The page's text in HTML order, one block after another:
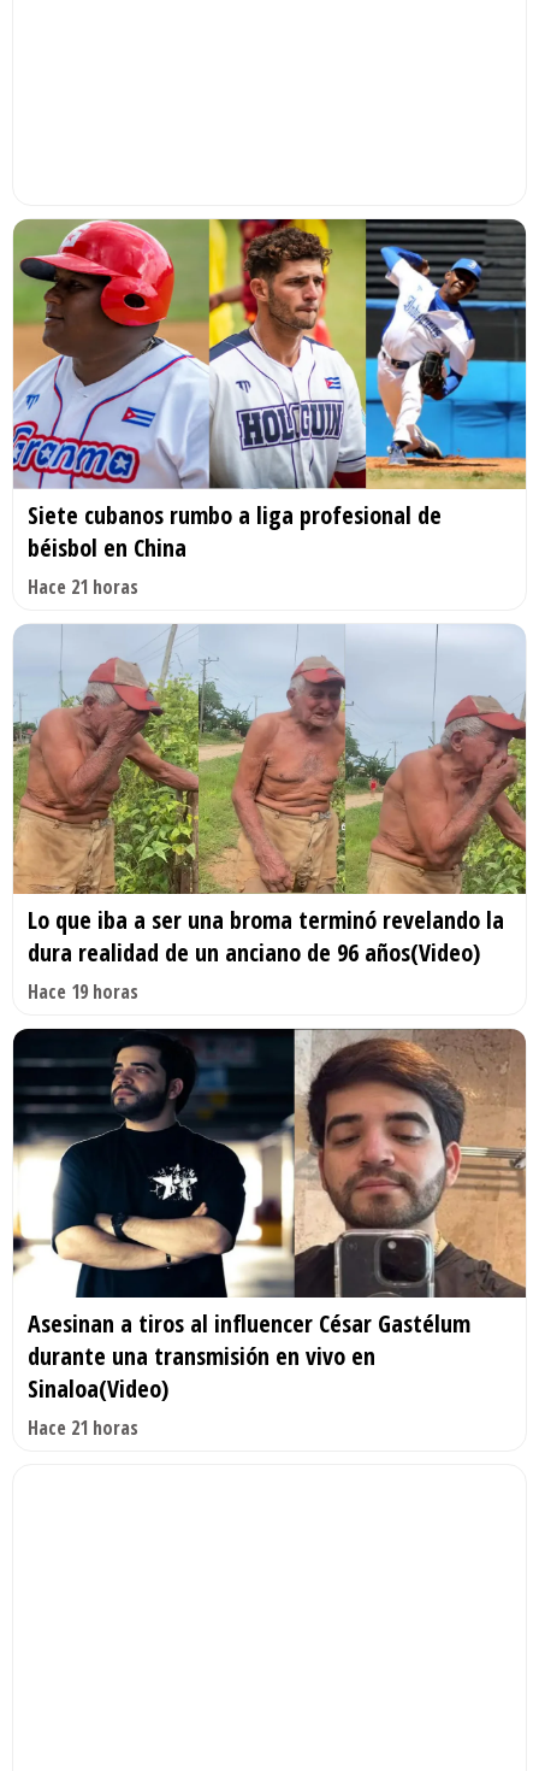
Siete cubanos rumbo a liga profesional de
béisbol en China
Hace 21 horas
Lo que iba a ser una broma terminó revelando la
dura realidad de un anciano de 96 años(Video)
Hace 19 horas
Asesinan a tiros al influencer César Gastélum
durante una transmisión en vivo en
Sinaloa(Video)
Hace 21 horas